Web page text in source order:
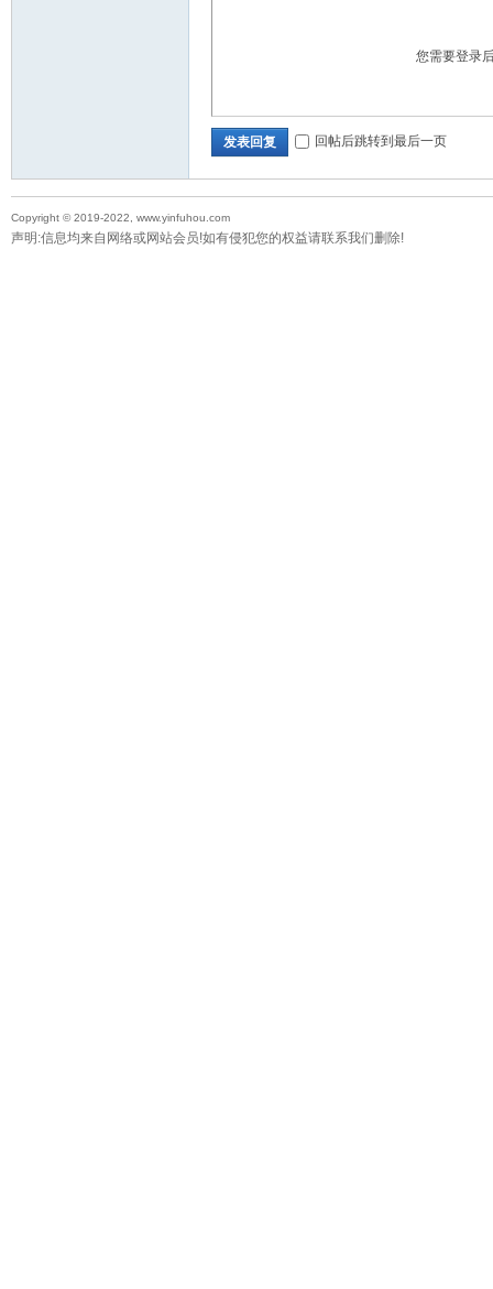
您需要登录
发表回复 回帖后跳转到最后一页
Copyright © 2019-2022, www.yinfuhou.com
声明:信息均来自网络或网站会员!如有侵犯您的权益请联系我们删除!